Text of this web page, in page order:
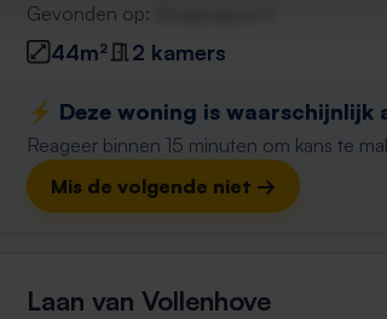
Gevonden op:
44m² 2 kamers
⚡️ Deze woning is waarschijnlijk
Reageer binnen 15 minuten om kans te
Mis de volgende niet →
Laan van Vollenhove